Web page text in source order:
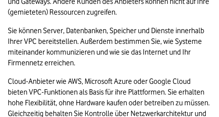
(gemieteten) Ressourcen zugreifen.
Sie können Server, Datenbanken, Speicher und Dienste innerhalb
Ihrer VPC bereitstellen. Außerdem bestimmen Sie, wie Systeme
miteinander kommunizieren und wie sie das Internet und Ihr
Firmennetz erreichen.
Cloud-Anbieter wie AWS, Microsoft Azure oder Google Cloud
bieten VPC-Funktionen als Basis für ihre Plattformen. Sie erhalten
hohe Flexibilität, ohne Hardware kaufen oder betreiben zu müssen.
Gleichzeitig behalten Sie Kontrolle über Netzwerkarchitektur und